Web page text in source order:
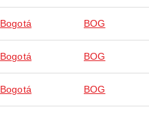
Bogotá BOG
Bogotá BOG
Bogotá BOG